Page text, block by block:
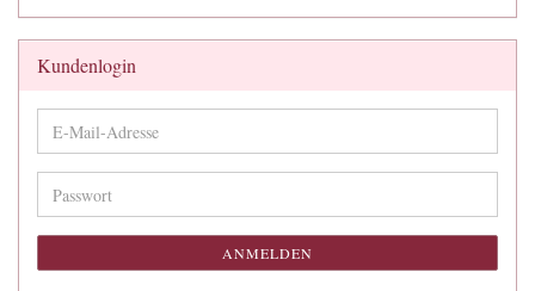
Kundenlogin
E-
Mail-
Adresse
Passwort
ANMELDEN